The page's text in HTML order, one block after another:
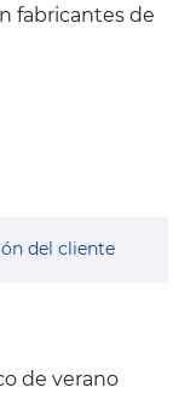
fabricantes de
del cliente
de verano